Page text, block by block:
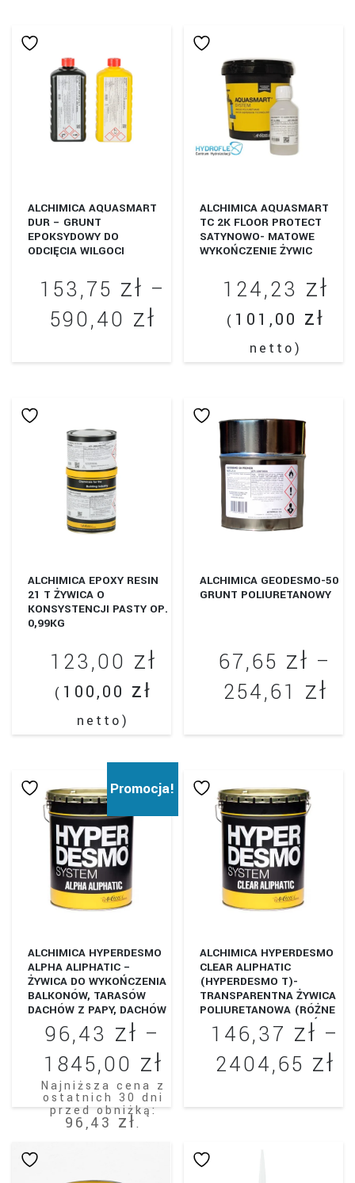
442,80 zł
805,65 zł
wiele
wariantów.
można
wybrać
produktu
ALCHIMICA AQUASMART
DUR – GRUNT
EPOKSYDOWY DO
ODCIĘCIA WILGOCI
153,75 zł –
590,40 zł Zakres
153,75 zł
590,40 zł
wiele
wariantów.
produktu
ALCHIMICA AQUASMART
TC 2K FLOOR PROTECT
SATYNOWO- MATOWE
WYKOŃCZENIE ŻYWIC
124,23 zł
( 101,00 zł
netto)
ALCHIMICA EPOXY RESIN
21 T ŻYWICA O
KONSYSTENCJI PASTY OP.
0,99KG
123,00 zł
( 100,00 zł
netto)
ALCHIMICA GEODESMO-50
GRUNT POLIURETANOWY
67,65 zł –
254,61 zł
wiele
wariantów.
można
produktu
Promocja!
ALCHIMICA HYPERDESMO
ALPHA ALIPHATIC –
ŻYWICA DO WYKOŃCZENIA
BALKONÓW, TARASÓW
DACHÓW Z PAPY, DACHÓW
PŁASKICH.
96,43 zł –
1845,00 zł Zakres
cen:
od
96,43 zł
Najniższa cena z
ostatnich 30 dni
przed obniżką:
96,43 zł.
Ten
ALCHIMICA HYPERDESMO
CLEAR ALIPHATIC
(HYPERDESMO T)-
TRANSPARENTNA ŻYWICA
POLIURETANOWA (RÓŻNE
WARIANTY OPAKOWAŃ)
146,37 zł –
2404,65 zł
wiele